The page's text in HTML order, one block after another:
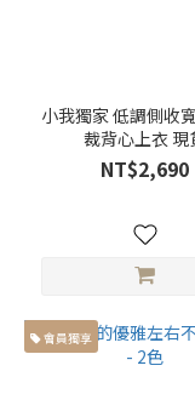
小我獨家 低調側收
裁背心上衣 現
NT$2,690
會員獨享